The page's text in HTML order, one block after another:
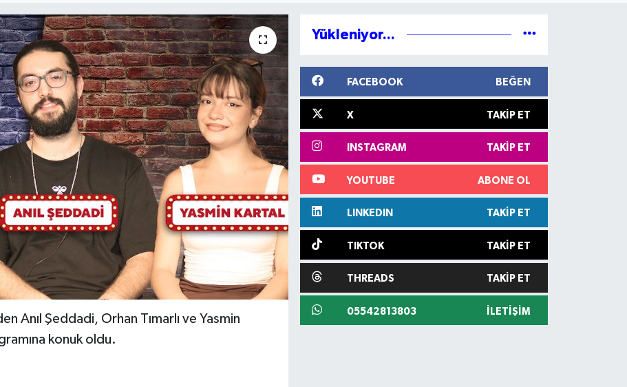
Anıl Şeddadi, Orhan Tımarlı ve Yasmin
konuk oldu.
Yükleniyor...
FACEBOOK BEĞEN
X TAKIP ET
INSTAGRAM TAKIP ET
YOUTUBE ABONE OL
LINKEDIN TAKIP ET
TIKTOK TAKIP ET
THREADS TAKIP ET
05542813803 İLETIŞIM